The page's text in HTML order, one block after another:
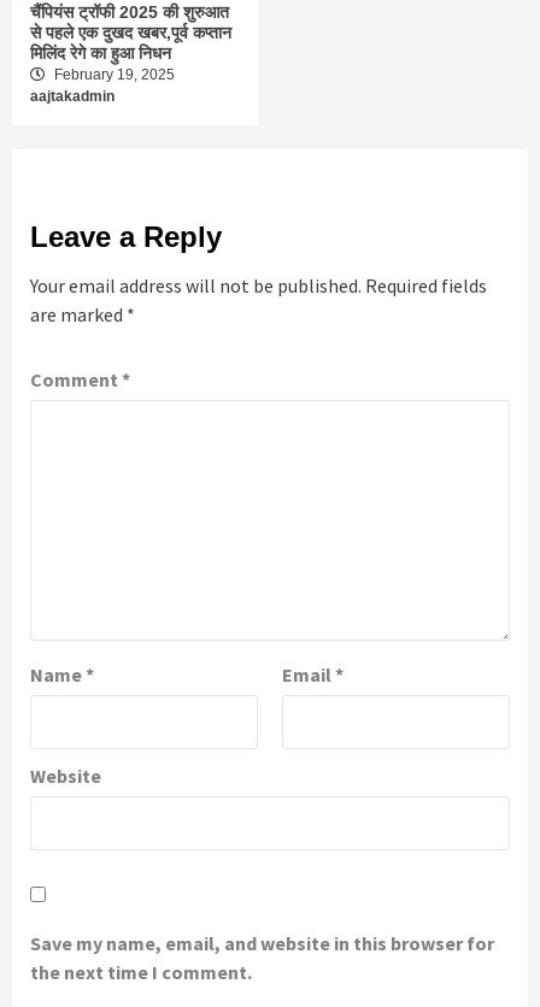
चैंपियंस ट्रॉफी 2025 की शुरुआत
से पहले एक दुखद खबर,पूर्व कप्तान
मिलिंद रेगे का हुआ निधन
February 19, 2025
aajtakadmin
Leave a Reply
Your email address will not be published. Required fields
are marked *
Comment *
Name* Email *
Website
Save my name, email, and website in this browser for
the next time I comment.